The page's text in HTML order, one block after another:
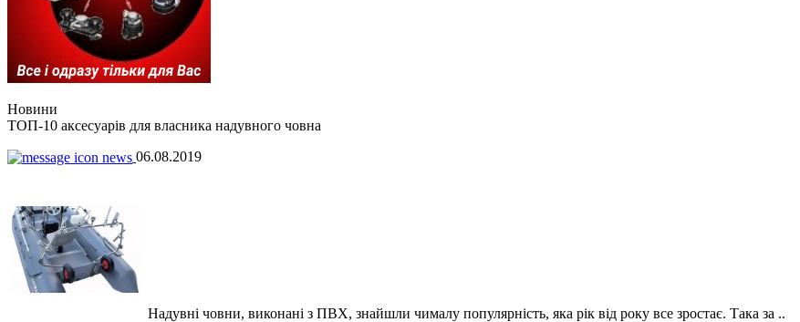
Новини
ТОП-10 аксесуарів для власника надувного човна
06.08.2019
Надувні човни, виконані з ПВХ, знайшли чималу популярність, яка рік від року все зростає. Така за ..